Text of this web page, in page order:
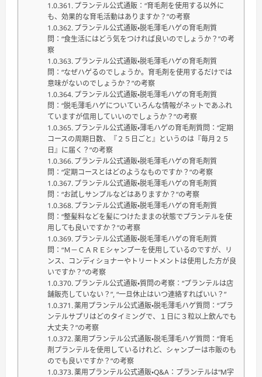
プランテル公式通販：“育毛剤を使用する以外に
も、効果的な育毛活動はありますか？”の考察
プランテル公式通販・脱毛薄毛ハゲの育毛剤質
問：“食生活にはどう気をつければ良いのでしょうか？”の考
察
プランテル公式通販・脱毛薄毛ハゲの育毛剤質
問：“なぜハゲるのでしょうか。育毛剤を使用するだけでは
意味がないのでしょうか？”の考察
プランテル公式通販・脱毛薄毛ハゲの育毛剤質
問：“脱毛薄毛ハゲについていろんな情報がネットであふれ
ていますが信用していいのでしょうか？”の考察
プランテル公式通販・薄毛ハゲの育毛剤質問：“定期
コースの周期日数、『２５日ごと』というのは『毎月２５
日』に届く？”の考察
プランテル公式通販・脱毛薄毛ハゲの育毛剤質
問：“定期コースとはどのようなものですか？”の考察
プランテル公式通販・脱毛薄毛ハゲの育毛剤質
問：“お試しサンプルなどはありますか？”の考察
プランテル公式通販・脱毛薄毛ハゲの育毛剤質
問：“整髪料などを髪につけたままの状態でプランテルを使
用しても良いですか？”の考察
プランテル公式通販・脱毛薄毛ハゲの育毛剤質
問：“Ｍ－ＣＡＲＥシャンプーを使用しているのですが、リ
ンス、コンディショナーやトリートメントは使用した方が良
いですか？”の考察
プランテル公式通販・質問の考察：“プランテルは店
舗販売していない？”, “一旦休止はいつ連絡すればいい？”
薬用プランテル公式通販・脱毛薄毛ハゲ質問：“プラ
ンテルサプリはどのタイミングで、１日に３粒以上飲んでも
大丈夫？”の考察
薬用プランテル公式通販・脱毛薄毛ハゲ質問：“育毛
剤プランテルを使用しているけれど、シャンプーは市販のも
のでも良いですか？”の考察
薬用プランテル公式通販・Q&A：プランテルは“M字